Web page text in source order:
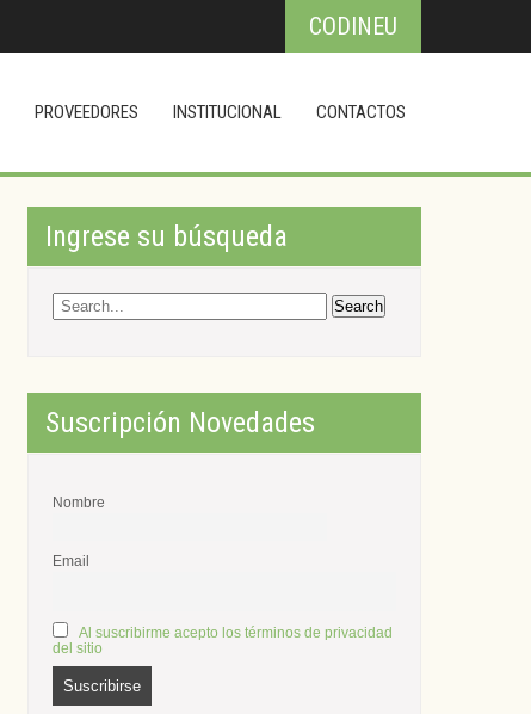
CODINEU
PROVEEDORES INSTITUCIONAL CONTACTOS
Ingrese su búsqueda
Suscripción Novedades
Nombre
Email
Al suscribirme acepto los términos de privacidad
del sitio